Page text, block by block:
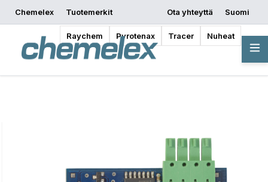
Chemelex Tuotemerkit
Raychem Pyrotenax Tracer Nuheat
Ota yhteyttä
Suomi
Pyydä tarjous
Mistä ostaa Aloita suunnittelu
Yleiskatsaus